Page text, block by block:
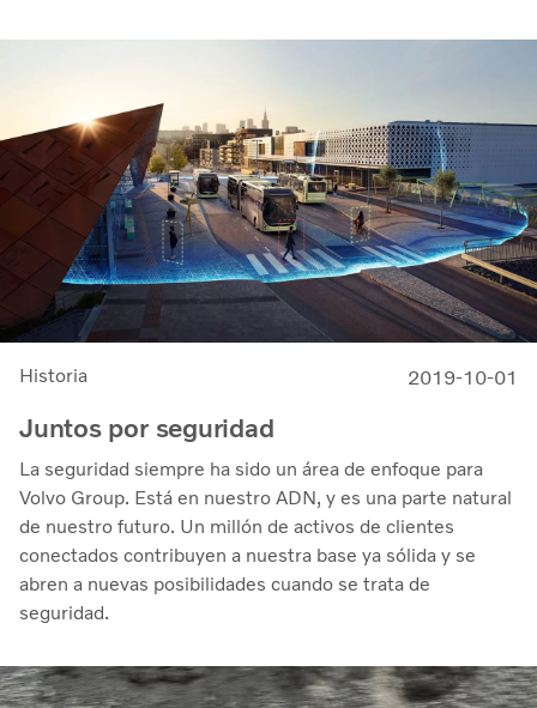
Historia 2019-10-01
Juntos por seguridad
La seguridad siempre ha sido un área de enfoque para
Volvo Group. Está en nuestro ADN, y es una parte natural
de nuestro futuro. Un millón de activos de clientes
conectados contribuyen a nuestra base ya sólida y se
abren a nuevas posibilidades cuando se trata de
seguridad.